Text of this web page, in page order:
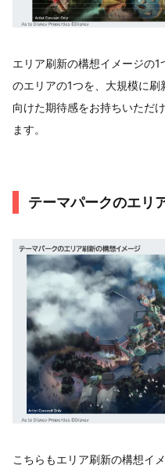
エリア刷新の構想イメージの
のエリアの1つを、大規模に
向けた期待感をお持ちいただ
ます。
テーマパークのエリ
こちらもエリア刷新の構想イ